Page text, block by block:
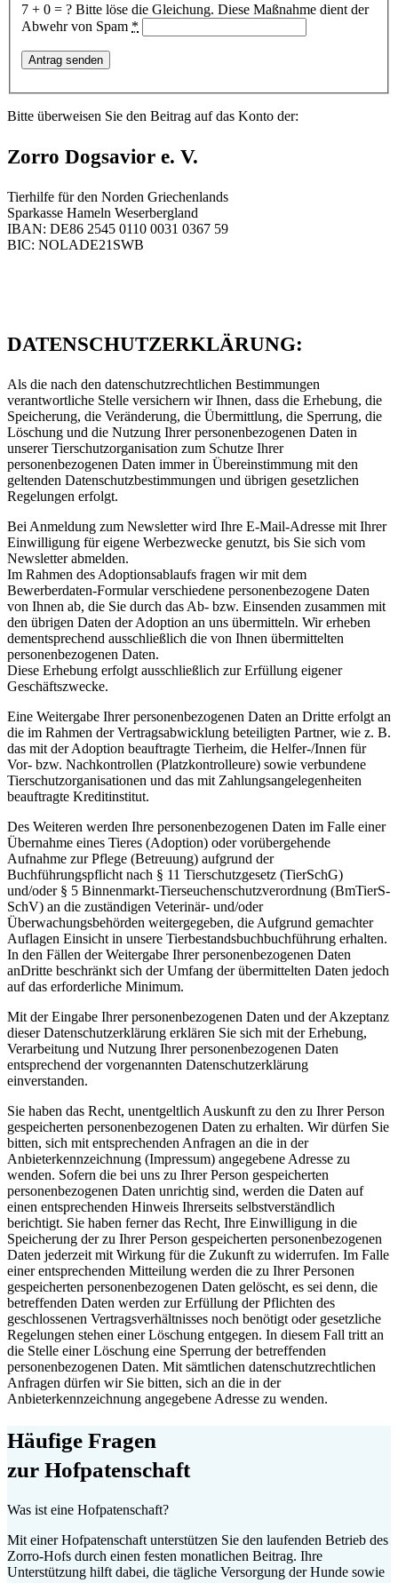
7 + 0 = ? Bitte löse die Gleichung. Diese Maßnahme dient der
Abwehr von Spam *
Bitte überweisen Sie den Beitrag auf das Konto der:
Zorro Dogsavior e. V.
Tierhilfe für den Norden Griechenlands
Sparkasse Hameln Weserbergland
IBAN: DE86 2545 0110 0031 0367 59
BIC: NOLADE21SWB
DATENSCHUTZERKLÄRUNG:
Als die nach den datenschutzrechtlichen Bestimmungen
verantwortliche Stelle versichern wir Ihnen, dass die Erhebung, die
Speicherung, die Veränderung, die Übermittlung, die Sperrung, die
Löschung und die Nutzung Ihrer personenbezogenen Daten in
unserer Tierschutzorganisation zum Schutze Ihrer
personenbezogenen Daten immer in Übereinstimmung mit den
geltenden Datenschutzbestimmungen und übrigen gesetzlichen
Regelungen erfolgt.
Bei Anmeldung zum Newsletter wird Ihre E-Mail-Adresse mit Ihrer
Einwilligung für eigene Werbezwecke genutzt, bis Sie sich vom
Newsletter abmelden.
Im Rahmen des Adoptionsablaufs fragen wir mit dem
Bewerberdaten-Formular verschiedene personenbezogene Daten
von Ihnen ab, die Sie durch das Ab- bzw. Einsenden zusammen mit
den übrigen Daten der Adoption an uns übermitteln. Wir erheben
dementsprechend ausschließlich die von Ihnen übermittelten
personenbezogenen Daten.
Diese Erhebung erfolgt ausschließlich zur Erfüllung eigener
Geschäftszwecke.
Eine Weitergabe Ihrer personenbezogenen Daten an Dritte erfolgt an
die im Rahmen der Vertragsabwicklung beteiligten Partner, wie z. B.
das mit der Adoption beauftragte Tierheim, die Helfer-/Innen für
Vor- bzw. Nachkontrollen (Platzkontrolleure) sowie verbundene
Tierschutzorganisationen und das mit Zahlungsangelegenheiten
beauftragte Kreditinstitut.
Des Weiteren werden Ihre personenbezogenen Daten im Falle einer
Übernahme eines Tieres (Adoption) oder vorübergehende
Aufnahme zur Pflege (Betreuung) aufgrund der
Buchführungspflicht nach § 11 Tierschutzgesetz (TierSchG)
und/oder § 5 Binnenmarkt-Tierseuchenschutzverordnung (BmTierS-
SchV) an die zuständigen Veterinär- und/oder
Überwachungsbehörden weitergegeben, die Aufgrund gemachter
Auflagen Einsicht in unsere Tierbestandsbuchbuchführung erhalten.
In den Fällen der Weitergabe Ihrer personenbezogenen Daten
anDritte beschränkt sich der Umfang der übermittelten Daten jedoch
auf das erforderliche Minimum.
Mit der Eingabe Ihrer personenbezogenen Daten und der Akzeptanz
dieser Datenschutzerklärung erklären Sie sich mit der Erhebung,
Verarbeitung und Nutzung Ihrer personenbezogenen Daten
entsprechend der vorgenannten Datenschutzerklärung
einverstanden.
Sie haben das Recht, unentgeltlich Auskunft zu den zu Ihrer Person
gespeicherten personenbezogenen Daten zu erhalten. Wir dürfen Sie
bitten, sich mit entsprechenden Anfragen an die in der
Anbieterkennzeichnung (Impressum) angegebene Adresse zu
wenden. Sofern die bei uns zu Ihrer Person gespeicherten
personenbezogenen Daten unrichtig sind, werden die Daten auf
einen entsprechenden Hinweis Ihrerseits selbstverständlich
berichtigt. Sie haben ferner das Recht, Ihre Einwilligung in die
Speicherung der zu Ihrer Person gespeicherten personenbezogenen
Daten jederzeit mit Wirkung für die Zukunft zu widerrufen. Im Falle
einer entsprechenden Mitteilung werden die zu Ihrer Personen
gespeicherten personenbezogenen Daten gelöscht, es sei denn, die
betreffenden Daten werden zur Erfüllung der Pflichten des
geschlossenen Vertragsverhältnisses noch benötigt oder gesetzliche
Regelungen stehen einer Löschung entgegen. In diesem Fall tritt an
die Stelle einer Löschung eine Sperrung der betreffenden
personenbezogenen Daten. Mit sämtlichen datenschutzrechtlichen
Anfragen dürfen wir Sie bitten, sich an die in der
Anbieterkennzeichnung angegebene Adresse zu wenden.
Häufige Fragen
zur Hofpatenschaft
Was ist eine Hofpatenschaft?
Mit einer Hofpatenschaft unterstützen Sie den laufenden Betrieb des
Zorro-Hofs durch einen festen monatlichen Beitrag. Ihre
Unterstützung hilft dabei, die tägliche Versorgung der Hunde sowie